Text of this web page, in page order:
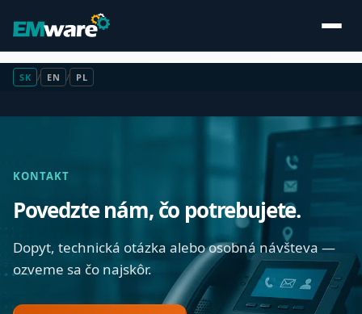
SK / EN / PL
KONTAKT
Povedzte nám, čo potrebujete.
Dopyt, technická otázka alebo osobná návšteva —
ozveme sa čo najskôr.